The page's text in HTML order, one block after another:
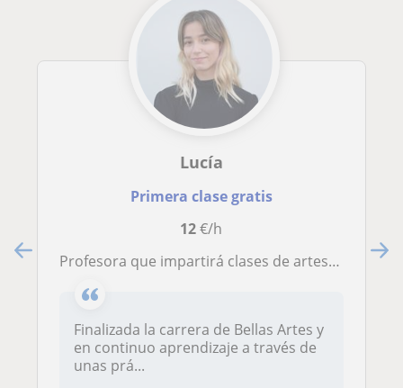
Lucía
Primera clase gratis
12€/h
Profesora que impartirá clases de artes, pintura, dibujo, etc a todas las edades
Finalizada la carrera de Bellas Artes y
en continuo aprendizaje a través de
unas prá...